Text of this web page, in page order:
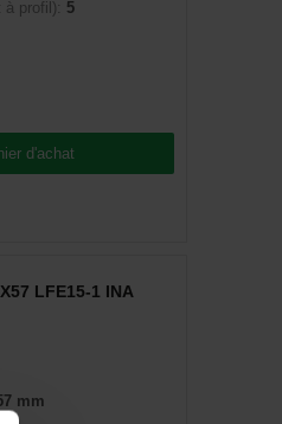
profil):
5
d'achat
LFE15-1 INA
mm